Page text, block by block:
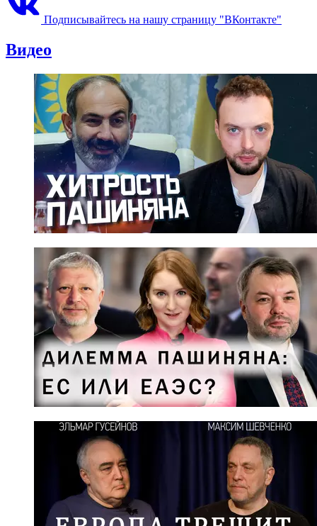
Подписывайтесь на нашу страницу "ВКонтакте"
Видео